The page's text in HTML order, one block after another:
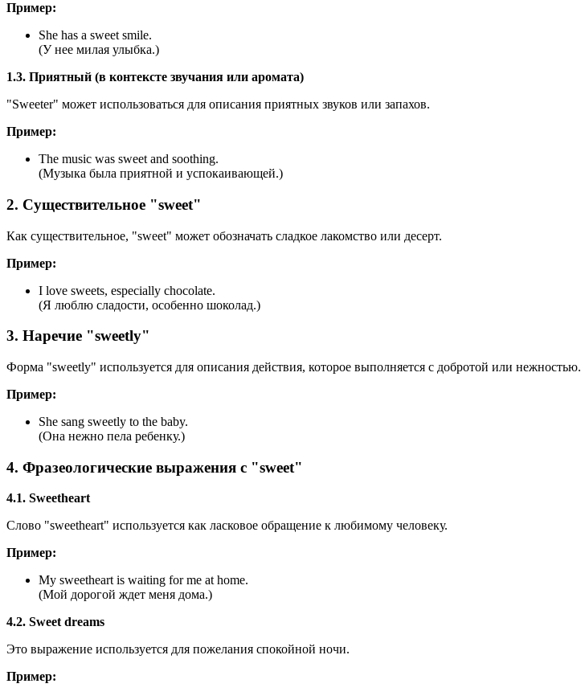
Пример:
She has a sweet smile.
(У нее милая улыбка.)
1.3. Приятный (в контексте звучания или аромата)
"Sweeter" может использоваться для описания приятных звуков или запахов.
Пример:
The music was sweet and soothing.
(Музыка была приятной и успокаивающей.)
2. Существительное "sweet"
Как существительное, "sweet" может обозначать сладкое лакомство или десерт.
Пример:
I love sweets, especially chocolate.
(Я люблю сладости, особенно шоколад.)
3. Наречие "sweetly"
Форма "sweetly" используется для описания действия, которое выполняется с добротой или нежностью.
Пример:
She sang sweetly to the baby.
(Она нежно пела ребенку.)
4. Фразеологические выражения с "sweet"
4.1. Sweetheart
Слово "sweetheart" используется как ласковое обращение к любимому человеку.
Пример:
My sweetheart is waiting for me at home.
(Мой дорогой ждет меня дома.)
4.2. Sweet dreams
Это выражение используется для пожелания спокойной ночи.
Пример: